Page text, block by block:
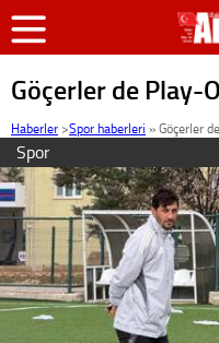
Göçerler de Play-
Haberler >Spor haberleri »Göçerler
Spor